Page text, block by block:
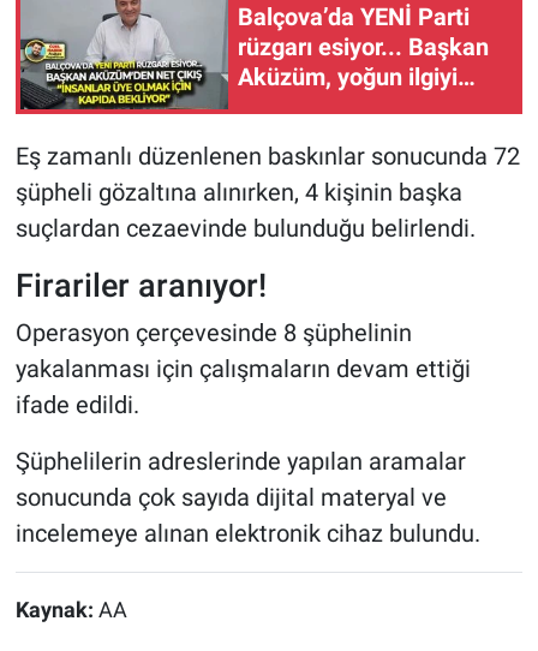
Balçova’da YENİ Parti
rüzgarı esiyor... Başkan
Aküzüm, yoğun ilgiyi
anlattı: “İnsanlar üye
bekliyor!”
Eş zamanlı düzenlenen baskınlar sonucunda 72
şüpheli gözaltına alınırken, 4 kişinin başka
suçlardan cezaevinde bulunduğu belirlendi.
Firariler aranıyor!
Operasyon çerçevesinde 8 şüphelinin
yakalanması için çalışmaların devam ettiği
ifade edildi.
Şüphelilerin adreslerinde yapılan aramalar
sonucunda çok sayıda dijital materyal ve
incelemeye alınan elektronik cihaz bulundu.
Kaynak: AA